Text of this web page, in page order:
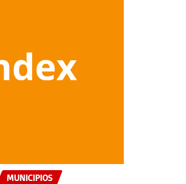
MUNICIPIOS